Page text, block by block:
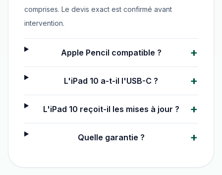
comprises. Le devis exact est confirmé avant
intervention.
Apple Pencil compatible ? +
L'iPad 10 a-t-il l'USB-C ? +
L'iPad 10 reçoit-il les mises à jour ? +
Quelle garantie ? +